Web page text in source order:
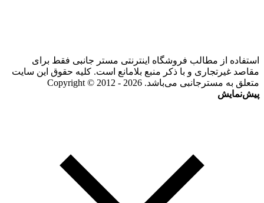
استفاده از مطالب فروشگاه اینترنتی مستر جانبی فقط برای
مقاصد غیرتجاری و با ذکر منبع بلامانع است. کلیه حقوق این سایت
متعلق به مسترجانبی می‌باشد. Copyright © 2012 - 2026
پیش‌نمایش